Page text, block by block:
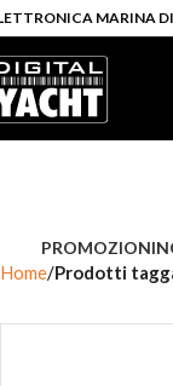
MARINA
PROMOZIONI
Home Prodotti